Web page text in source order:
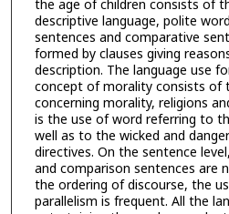
the age of children consists of
descriptive language, polite
sentences and comparative
formed by clauses giving
description. The language use
concept of morality consists of
concerning morality, religions
is the use of word referring to
well as to the wicked and
directives. On the sentence
and comparison sentences are
the ordering of discourse, the
parallelism is frequent. All the